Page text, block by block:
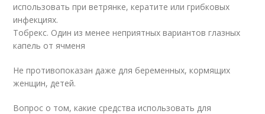
использовать при ветрянке, кератите или грибковых
инфекциях.
Тобрекс. Один из менее неприятных вариантов глазных
капель от ячменя
Не противопоказан даже для беременных, кормящих
женщин, детей.
Вопрос о том, какие средства использовать для